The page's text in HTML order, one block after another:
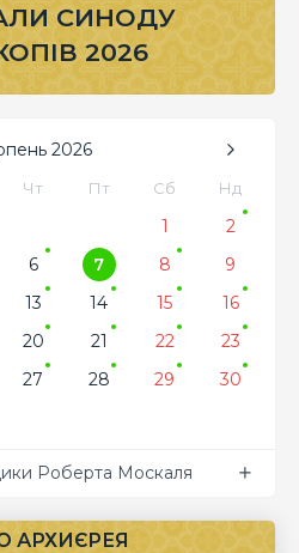
СИНОДУ
2026
2026
Чт Пт Сб Нд
1
2
6 7 8
9
13 14 15
16
20 21 22
23
27 28 29
30
Роберта Москаля
АРХИЄРЕЯ